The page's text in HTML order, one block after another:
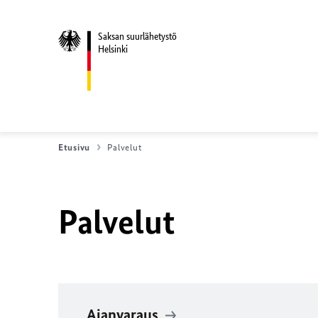
Saksan suurlähetystö
Helsinki
Etusivu Palvelut
Palvelut